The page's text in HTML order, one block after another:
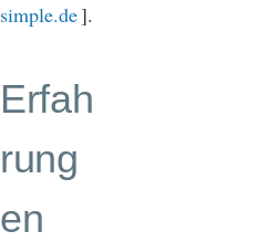
simple.de].
Erfah
rung
en